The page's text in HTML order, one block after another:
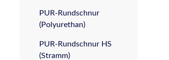
PUR-Rundschnur
(Polyurethan)
PUR-Rundschnur HS
(Stramm)